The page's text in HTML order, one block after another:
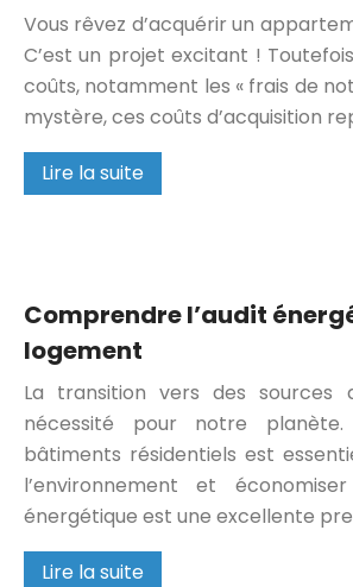
Vous rêvez d’acquérir un
C’est un projet excitant !
coûts, notamment les « frais de
mystère, ces coûts d’acquisition
Lire la suite
Comprendre l’audit
logement
La transition vers des sources
nécessité pour notre
bâtiments résidentiels est
l’environnement et
énergétique est une excellente
Lire la suite